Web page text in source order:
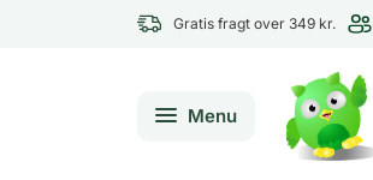
Gratis fragt over 349 kr.
Menu